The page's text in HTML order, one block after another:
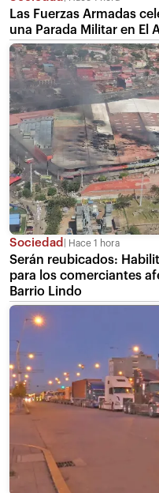
Las Fuerzas Armadas
una Parada Militar en El
Sociedad Hace 1 hora
Serán reubicados:
para los comerciantes
Barrio Lindo